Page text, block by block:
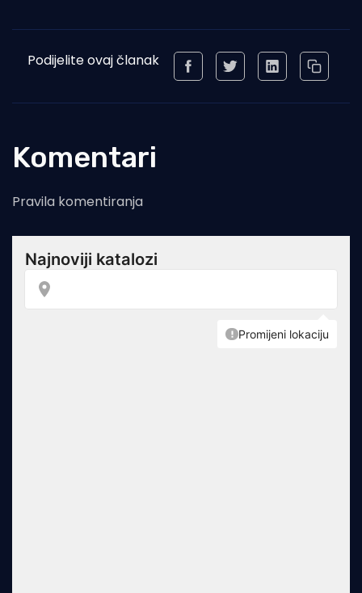
Podijelite ovaj članak
Komentari
Pravila komentiranja